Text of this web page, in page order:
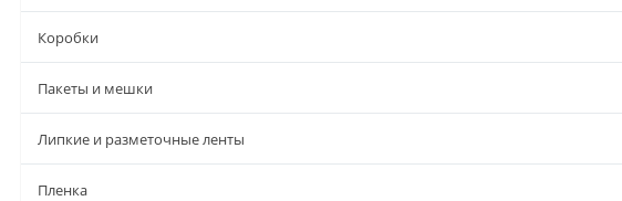
Коробки
Пакеты и мешки
Липкие и разметочные ленты
Пленка